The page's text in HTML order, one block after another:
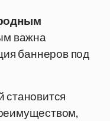
важна
баннеров под
становится